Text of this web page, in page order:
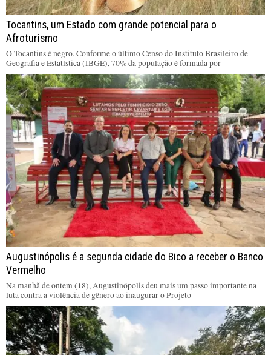
Tocantins, um Estado com grande potencial para o
Afroturismo
O Tocantins é negro. Conforme o último Censo do Instituto Brasileiro de
Geografia e Estatística (IBGE), 70% da população é formada por
Augustinópolis é a segunda cidade do Bico a receber o Banco
Vermelho
Na manhã de ontem (18), Augustinópolis deu mais um passo importante na
luta contra a violência de gênero ao inaugurar o Projeto